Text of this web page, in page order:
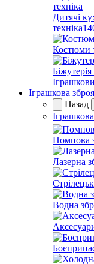
Дитячі
техніка
Костюми
Іграшкова зброя
Назад
Помпова
Лазерна
Водна